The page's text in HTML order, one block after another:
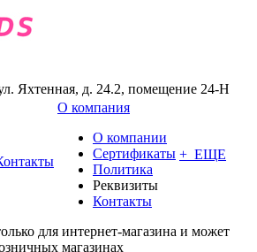
Яхтенная, д. 24.2, помещение 24-Н
О компания
О компании
Сертификаты
Политика
Реквизиты
Контакты
+ ЕЩЕ
для интернет-магазина и может
магазинах